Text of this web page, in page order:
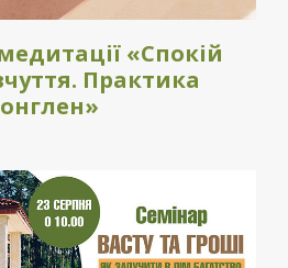
«Спокій
Практика